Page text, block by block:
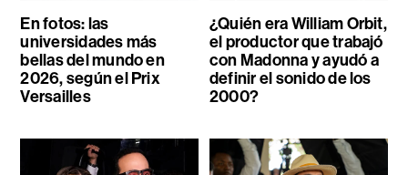
En fotos: las
universidades más
bellas del mundo en
2026, según el Prix
Versailles
¿Quién era William Orbit,
el productor que trabajó
con Madonna y ayudó a
definir el sonido de los
2000?